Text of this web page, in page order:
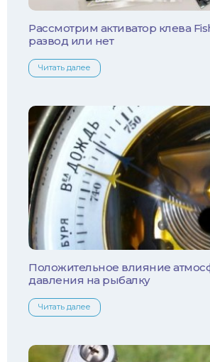
Линь
Белый амур
Осетр
Ротан
Сом
Толстолобик
Уклейка
Форель
Хариус
Чехонь
Рассмотрим активатор клева
развод или нет
Читать далее
Положительное влияние
давления на рыбалку
Читать далее